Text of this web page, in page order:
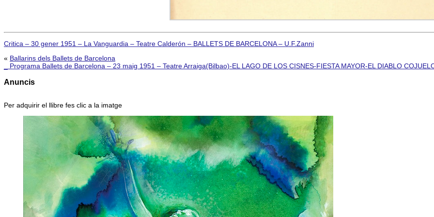
Critica – 30 gener 1951 – La Vanguardia – Teatre Calderón – BALLETS DE BARCELONA – U.F.Zanni
« Ballarins dels Ballets de Barcelona
_ Programa Ballets de Barcelona – 23 maig 1951 – Teatre Arraiga(Bilbao)-EL LAGO DE LOS CISNES-FIESTA MAYOR-EL DIABLO
Anuncis
Per adquirir el llibre fes clic a la imatge